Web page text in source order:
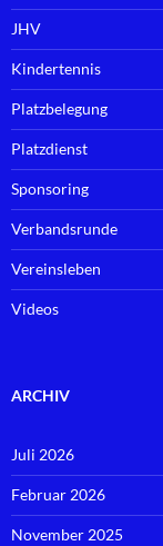
JHV
Kindertennis
Platzbelegung
Platzdienst
Sponsoring
Verbandsrunde
Vereinsleben
Videos
ARCHIV
Juli 2026
Februar 2026
November 2025